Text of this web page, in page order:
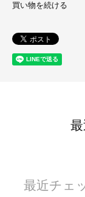
買い物を続ける
最近チェ